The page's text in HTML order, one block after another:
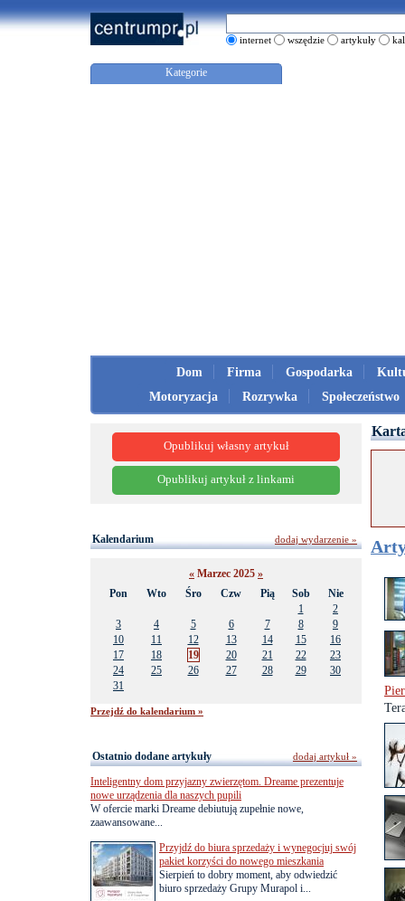
internet wszędzie artykuły
Kategorie
Dom Firma Gospodarka
Motoryzacja
Rozrywka Społeczeństwo
Opublikuj własny artykuł
Opublikuj artykuł z linkami
Kalendarium
« Marzec 2025 »
Pon
Wto Śro Czw Pią Sob
Nie
1
2
3
4 5 6 7 8
9
10
11 12 13 14 15
16
17
18 19 20 21 22
23
24
25 26 27 28 29
30
31
Przejdź do kalendarium »
dodaj wydarzenie »
Ostatnio dodane artykuły
Inteligentny dom przyjazny zwierzętom. Dreame prezentuje
nowe urządzenia dla naszych pupili
W ofercie marki Dreame debiutują zupełnie nowe,
zaawansowane...
Przyjdź do biura sprzedaży i wynegocjuj swój
pakiet korzyści do nowego mieszkania
Sierpień to dobry moment, aby odwiedzić
biuro sprzedaży Grupy Murapol i...
dodaj artykuł »